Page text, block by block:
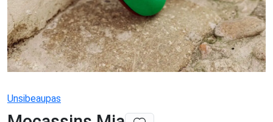
Unsibeaupas